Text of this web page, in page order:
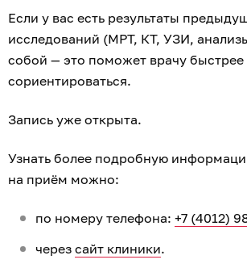
Если у вас есть результаты
исследований (МРТ, КТ, УЗИ,
собой — это поможет врачу быстрее
сориентироваться.
Запись уже открыта.
Узнать более подробную
на приём можно:
по номеру телефона: +7 (4012)
через сайт клиники.